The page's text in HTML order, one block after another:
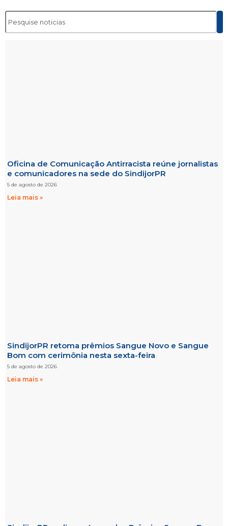
Oficina de Comunicação Antirracista reúne jornalistas
e comunicadores na sede do SindijorPR
5 de agosto de 2026
Leia mais »
SindijorPR retoma prêmios Sangue Novo e Sangue
Bom com cerimônia nesta sexta-feira
5 de agosto de 2026
Leia mais »